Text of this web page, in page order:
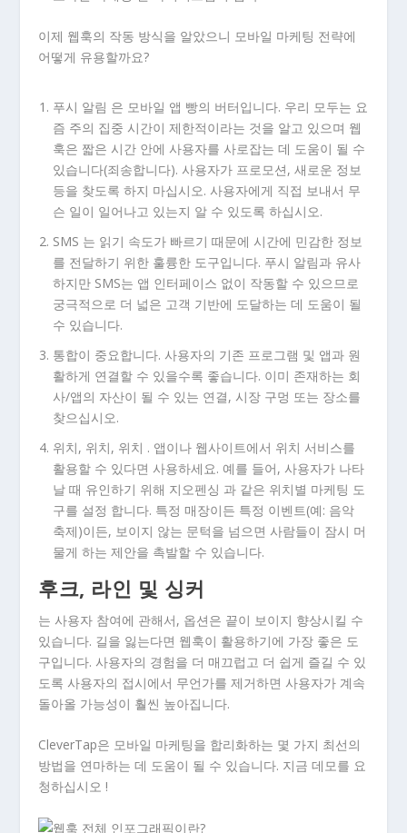
이제 웹훅의 작동 방식을 알았으니 모바일 마케팅 전략에
어떻게 유용할까요?
푸시 알림 은 모바일 앱 빵의 버터입니다. 우리 모두는 요
즘 주의 집중 시간이 제한적이라는 것을 알고 있으며 웹
훅은 짧은 시간 안에 사용자를 사로잡는 데 도움이 될 수
있습니다(죄송합니다). 사용자가 프로모션, 새로운 정보
등을 찾도록 하지 마십시오. 사용자에게 직접 보내서 무
슨 일이 일어나고 있는지 알 수 있도록 하십시오.
SMS 는 읽기 속도가 빠르기 때문에 시간에 민감한 정보
를 전달하기 위한 훌륭한 도구입니다. 푸시 알림과 유사
하지만 SMS는 앱 인터페이스 없이 작동할 수 있으므로
궁극적으로 더 넓은 고객 기반에 도달하는 데 도움이 될
수 있습니다.
통합이 중요합니다. 사용자의 기존 프로그램 및 앱과 원
활하게 연결할 수 있을수록 좋습니다. 이미 존재하는 회
사/앱의 자산이 될 수 있는 연결, 시장 구멍 또는 장소를
찾으십시오.
위치, 위치, 위치 . 앱이나 웹사이트에서 위치 서비스를
활용할 수 있다면 사용하세요. 예를 들어, 사용자가 나타
날 때 유인하기 위해 지오펜싱 과 같은 위치별 마케팅 도
구를 설정 합니다. 특정 매장이든 특정 이벤트(예: 음악
축제)이든, 보이지 않는 문턱을 넘으면 사람들이 잠시 머
물게 하는 제안을 촉발할 수 있습니다.
후크, 라인 및 싱커
는 사용자 참여에 관해서, 옵션은 끝이 보이지 향상시킬 수
있습니다. 길을 잃는다면 웹훅이 활용하기에 가장 좋은 도
구입니다. 사용자의 경험을 더 매끄럽고 더 쉽게 즐길 수 있
도록 사용자의 접시에서 무언가를 제거하면 사용자가 계속
돌아올 가능성이 훨씬 높아집니다.
CleverTap은 모바일 마케팅을 합리화하는 몇 가지 최선의
방법을 연마하는 데 도움이 될 수 있습니다. 지금 데모를 요
청하십시오 !